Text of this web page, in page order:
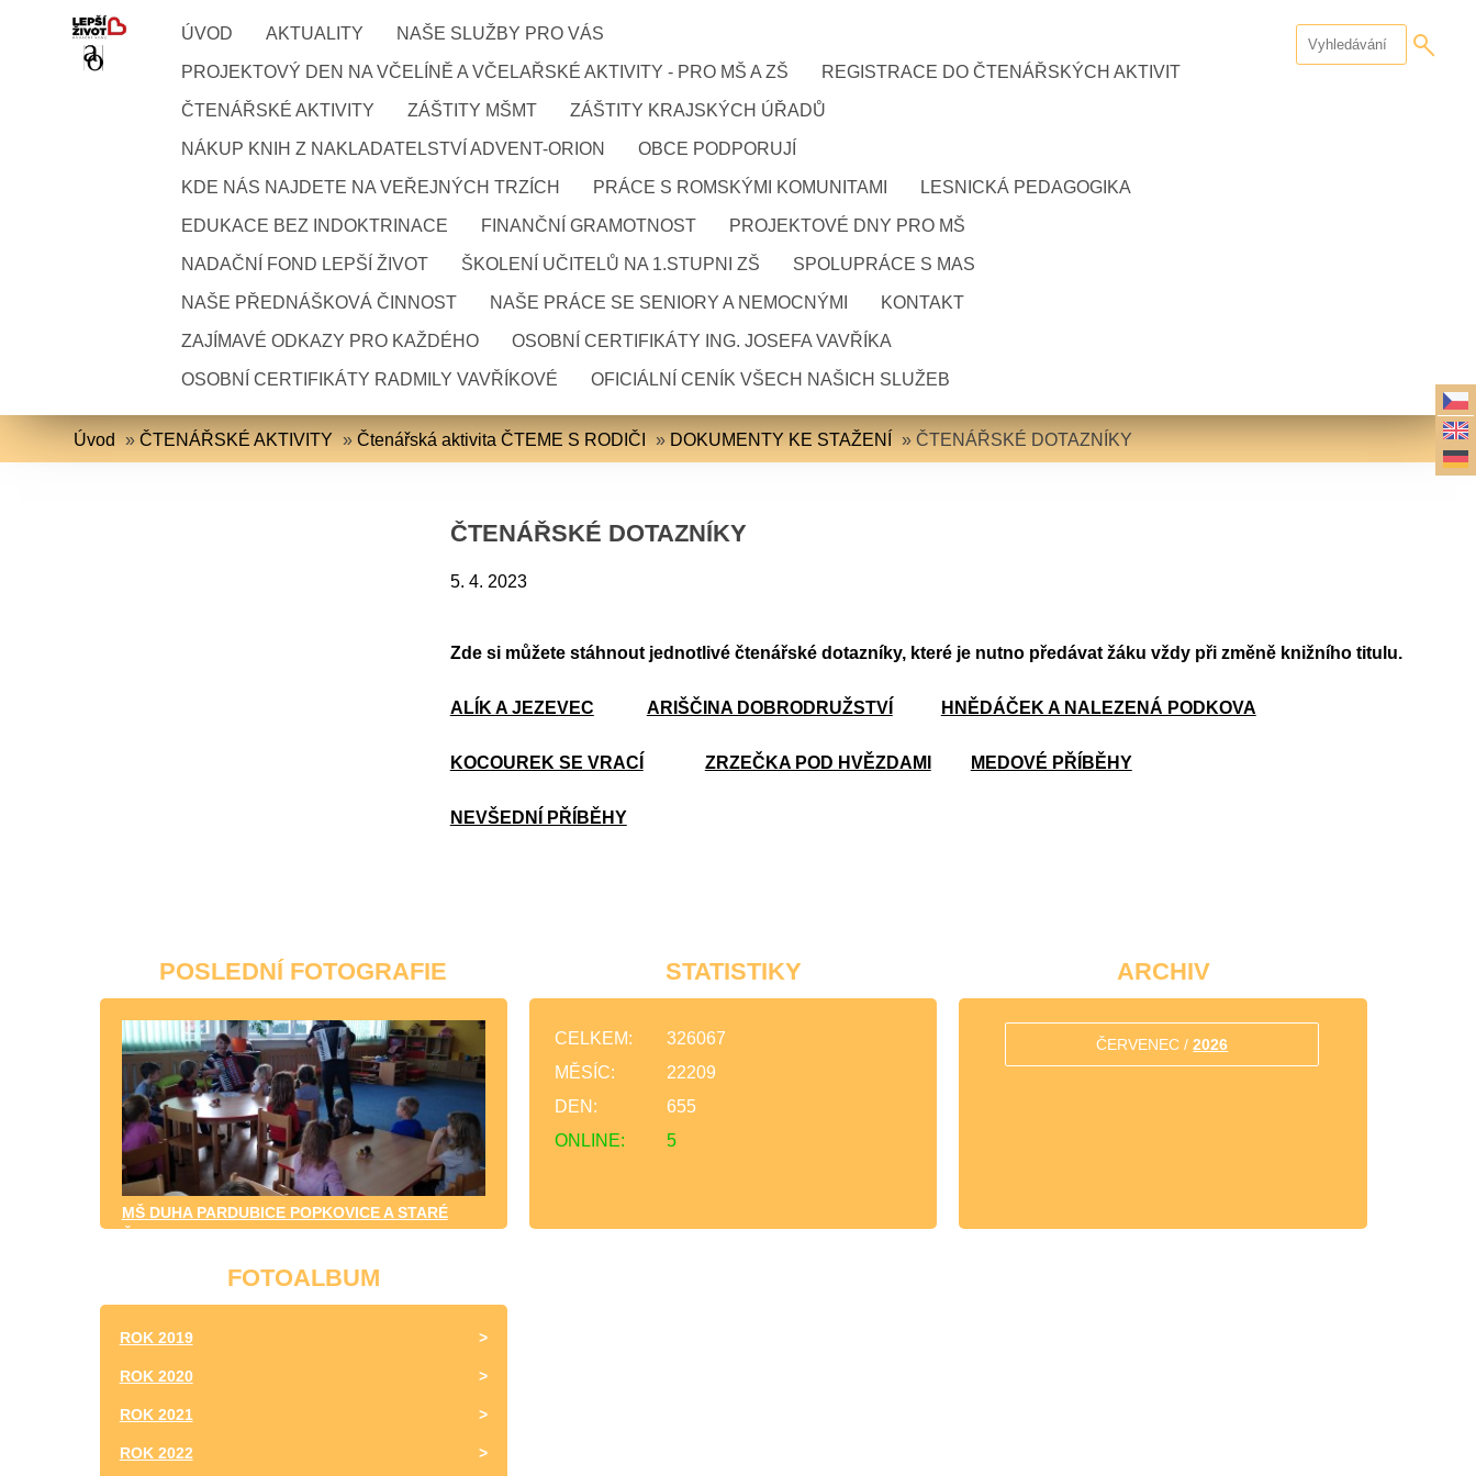
ÚVOD AKTUALITY NAŠE SLUŽBY PRO VÁS
PROJEKTOVÝ DEN NA VČELÍNĚ A VČELAŘSKÉ AKTIVITY - PRO MŠ A ZŠ REGISTRACE DO ČTENÁŘSKÝCH AKTIVIT
ČTENÁŘSKÉ AKTIVITY ZÁŠTITY MŠMT ZÁŠTITY KRAJSKÝCH ÚŘADŮ
NÁKUP KNIH Z NAKLADATELSTVÍ ADVENT-ORION OBCE PODPORUJÍ
KDE NÁS NAJDETE NA VEŘEJNÝCH TRZÍCH PRÁCE S ROMSKÝMI KOMUNITAMI LESNICKÁ PEDAGOGIKA
EDUKACE BEZ INDOKTRINACE FINANČNÍ GRAMOTNOST PROJEKTOVÉ DNY PRO MŠ
NADAČNÍ FOND LEPŠÍ ŽIVOT ŠKOLENÍ UČITELŮ NA 1.STUPNI ZŠ SPOLUPRÁCE S MAS
NAŠE PŘEDNÁŠKOVÁ ČINNOST NAŠE PRÁCE SE SENIORY A NEMOCNÝMI KONTAKT
ZAJÍMAVÉ ODKAZY PRO KAŽDÉHO OSOBNÍ CERTIFIKÁTY ING. JOSEFA VAVŘÍKA
OSOBNÍ CERTIFIKÁTY RADMILY VAVŘÍKOVÉ OFICIÁLNÍ CENÍK VŠECH NAŠICH SLUŽEB
Úvod »ČTENÁŘSKÉ AKTIVITY »Čtenářská aktivita ČTEME S RODIČI » DOKUMENTY KE STAŽENÍ »ČTENÁŘSKÉ DOTAZNÍKY
ČTENÁŘSKÉ DOTAZNÍKY
5. 4. 2023
Zde si můžete stáhnout jednotlivé čtenářské dotazníky, které je nutno předávat žáku vždy při změně knižního titulu.
ALÍK A JEZEVEC ARIŠČINA DOBRODRUŽSTVÍ HNĚDÁČEK A NALEZENÁ PODKOVA
KOCOUREK SE VRACÍ ZRZEČKA POD HVĚZDAMI MEDOVÉ PŘÍBĚHY
NEVŠEDNÍ PŘÍBĚHY
POSLEDNÍ FOTOGRAFIE
MŠ DUHA PARDUBICE POPKOVICE A STARÉ
ČIVICE
STATISTIKY
ONLINE: 5
CELKEM:
326067
MĚSÍC:
22209
DEN:
655
ARCHIV
ČERVENEC /2026
FOTOALBUM
ROK 2019
ROK 2020
ROK 2021
ROK 2022